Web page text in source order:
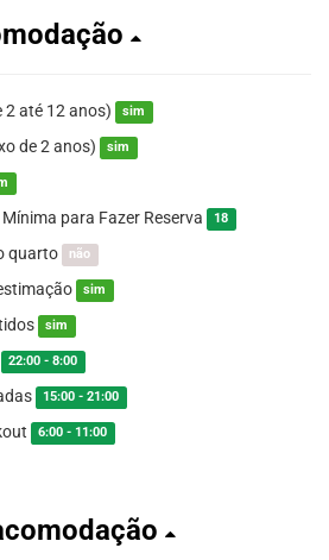
2 até 12 anos) sim
de 2 anos) sim
para Fazer Reserva 18
quarto não
sim
sim
22:00 - 8:00
15:00 - 21:00
6:00 - 11:00